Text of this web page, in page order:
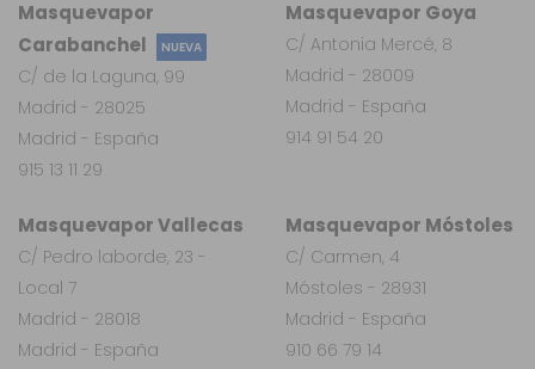
Masquevapor
Carabanchel
NUEVA
C/ de la Laguna, 99
Madrid - 28025
Madrid - España
915 13 11 29
Masquevapor Vallecas
C/ Pedro laborde, 23 -
Local 7
Madrid - 28018
Madrid - España
Masquevapor Móstoles
C/ Carmen, 4
Móstoles - 28931
Madrid - España
910 66 79 14
Masquevapor Goya
C/ Antonia Mercé, 8
Madrid - 28009
Madrid - España
914 91 54 20